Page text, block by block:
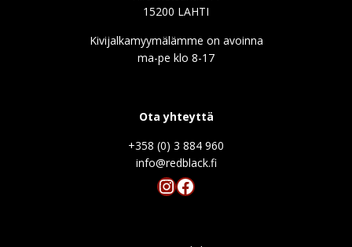
15200 LAHTI
Kivijalkamyymälämme on avoinna
ma-pe klo 8-17
Ota yhteyttä
+358 (0) 3 884 960
info@redblack.f
Instagram
Facebook